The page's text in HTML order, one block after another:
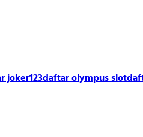
joker123daftar olympus slot